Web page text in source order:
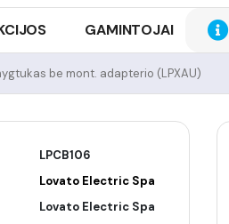
GAMINTOJAI
be mont. adapterio (LPXAU)
LPCB106
Lovato Electric Spa
Lovato Electric Spa